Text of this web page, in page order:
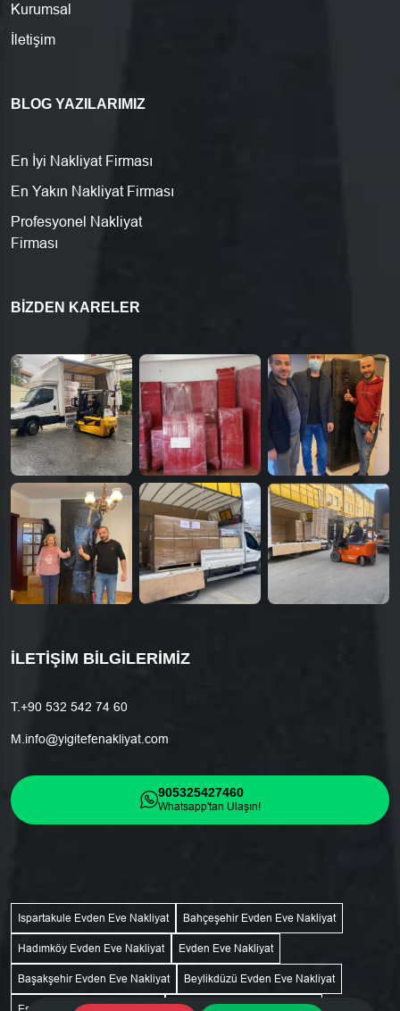
Kurumsal
İletişim
BLOG YAZILARIMIZ
En İyi Nakliyat Firması
En Yakın Nakliyat Firması
Profesyonel Nakliyat
Firması
BIZDEN KARELER
İLETIŞIM BILGILERIMIZ
T.+90 532 542 74 60
M. info@yigitefenakliyat.com
905325427460
Whatsapp'tan Ulaşın!
Ispartakule Evden Eve Nakliyat Bahçeşehir Evden Eve Nakliyat
Hadımköy Evden Eve Nakliyat Evden Eve Nakliyat
Başakşehir Evden Eve Nakliyat Beylikdüzü Evden Eve Nakliyat